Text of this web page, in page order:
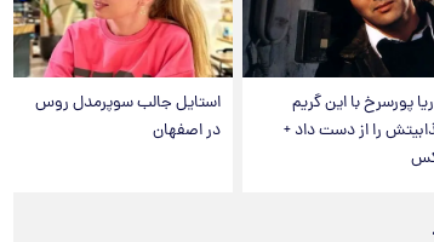
پورسرخ با این گریم
را از دست داد +
استایل جالب سوپرمدل روس
در اصفهان